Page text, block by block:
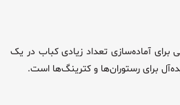
برای آماده‌سازی تعداد زیادی کباب در یک
برای رستوران‌ها و کترینگ‌ها است.